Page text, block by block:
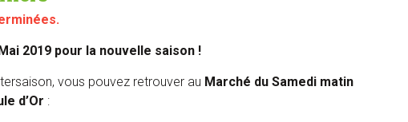
2019 pour la nouvelle saison !
vous pouvez retrouver au Marché du Samedi matin
d’Or :